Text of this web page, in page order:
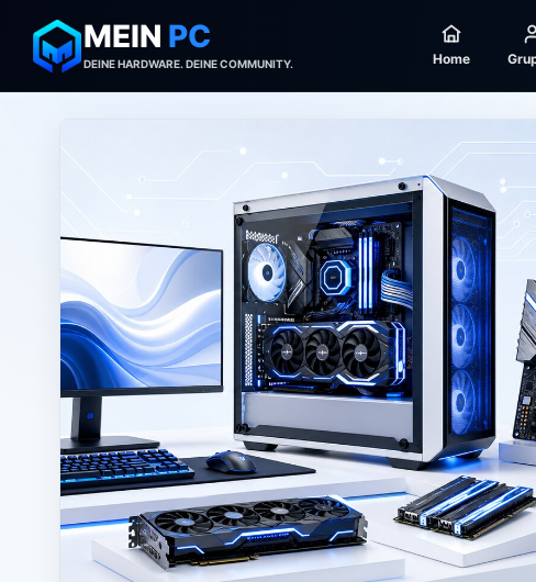
MEIN PC
DEINE HARDWARE. DEINE COMMUNITY. Home